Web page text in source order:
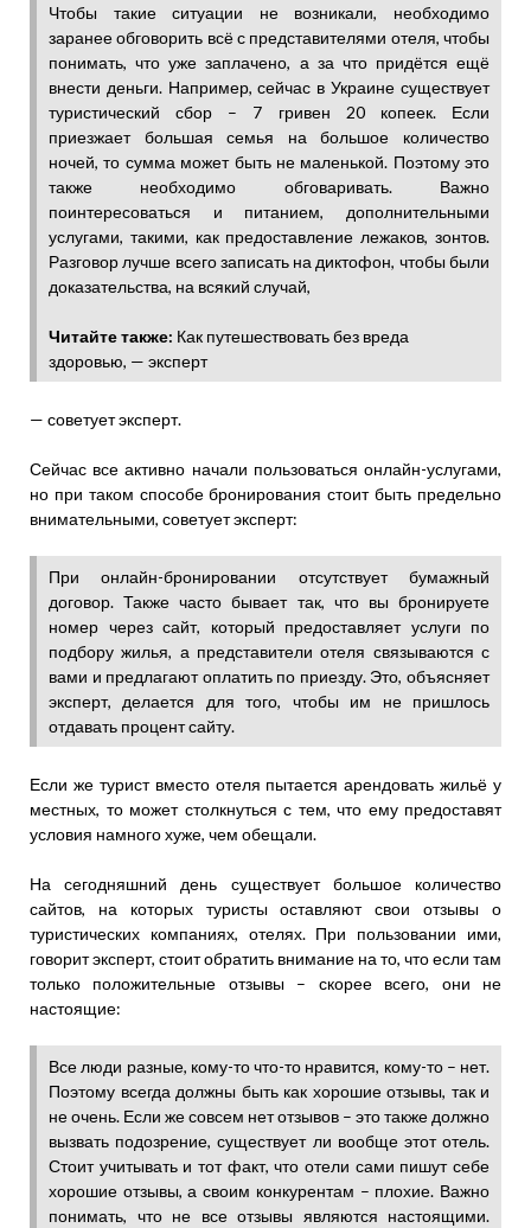
Чтобы такие ситуации не возникали, необходимо
заранее обговорить всё с представителями отеля, чтобы
понимать, что уже заплачено, а за что придётся ещё
внести деньги. Например, сейчас в Украине существует
туристический сбор – 7 гривен 20 копеек. Если
приезжает большая семья на большое количество
ночей, то сумма может быть не маленькой. Поэтому это
также необходимо обговаривать. Важно
поинтересоваться и питанием, дополнительными
услугами, такими, как предоставление лежаков, зонтов.
Разговор лучше всего записать на диктофон, чтобы были
доказательства, на всякий случай,
Читайте также: Как путешествовать без вреда
здоровью, — эксперт
— советует эксперт.
Сейчас все активно начали пользоваться онлайн-услугами,
но при таком способе бронирования стоит быть предельно
внимательными, советует эксперт:
При онлайн-бронировании отсутствует бумажный
договор. Также часто бывает так, что вы бронируете
номер через сайт, который предоставляет услуги по
подбору жилья, а представители отеля связываются с
вами и предлагают оплатить по приезду. Это, объясняет
эксперт, делается для того, чтобы им не пришлось
отдавать процент сайту.
Если же турист вместо отеля пытается арендовать жильё у
местных, то может столкнуться с тем, что ему предоставят
условия намного хуже, чем обещали.
На сегодняшний день существует большое количество
сайтов, на которых туристы оставляют свои отзывы о
туристических компаниях, отелях. При пользовании ими,
говорит эксперт, стоит обратить внимание на то, что если там
только положительные отзывы – скорее всего, они не
настоящие:
Все люди разные, кому-то что-то нравится, кому-то – нет.
Поэтому всегда должны быть как хорошие отзывы, так и
не очень. Если же совсем нет отзывов – это также должно
вызвать подозрение, существует ли вообще этот отель.
Стоит учитывать и тот факт, что отели сами пишут себе
хорошие отзывы, а своим конкурентам – плохие. Важно
понимать, что не все отзывы являются настоящими.